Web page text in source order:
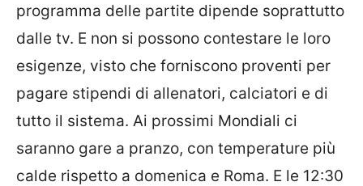
programma delle partite dipende soprattutto
dalle tv. E non si possono contestare le loro
esigenze, visto che forniscono proventi per
pagare stipendi di allenatori, calciatori e di
tutto il sistema. Ai prossimi Mondiali ci
saranno gare a pranzo, con temperature più
calde rispetto a domenica e Roma. E le 12:30